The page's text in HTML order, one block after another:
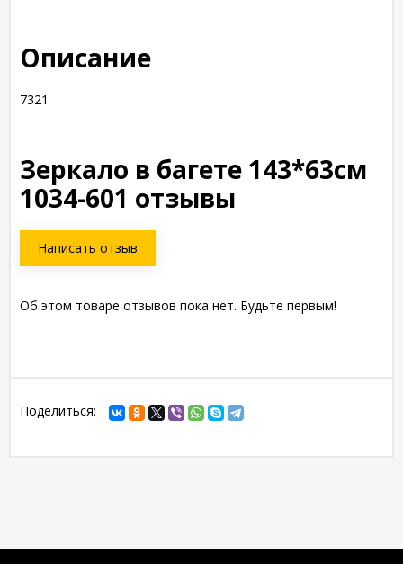
Описание
7321
Зеркало в багете 143*63см
1034-601 отзывы
Написать отзыв
Об этом товаре отзывов пока нет. Будьте первым!
Поделиться: